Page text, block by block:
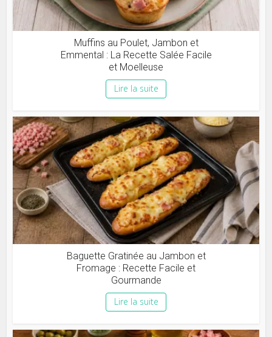
Muffins au Poulet, Jambon et
Emmental : La Recette Salée Facile
et Moelleuse
Lire la suite
Baguette Gratinée au Jambon et
Fromage : Recette Facile et
Gourmande
Lire la suite